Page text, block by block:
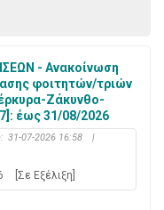
- Ανακοίνωση
φοιτητών/τριών
Ζάκυνθο-
έως 31/08/2026
31-07-2026 16:58
|
[Σε Εξέλιξη]